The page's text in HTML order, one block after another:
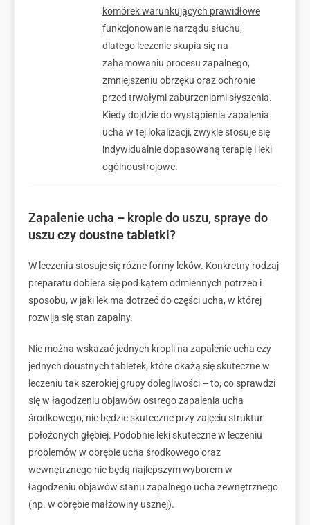
komórek warunkujących prawidłowe
funkcjonowanie narządu słuchu,
dlatego leczenie skupia się na
zahamowaniu procesu zapalnego,
zmniejszeniu obrzęku oraz ochronie
przed trwałymi zaburzeniami słyszenia.
Kiedy dojdzie do wystąpienia zapalenia
ucha w tej lokalizacji, zwykle stosuje się
indywidualnie dopasowaną terapię i leki
ogólnoustrojowe.
Zapalenie ucha – krople do uszu, spraye do
uszu czy doustne tabletki?
W leczeniu stosuje się różne formy leków. Konkretny rodzaj
preparatu dobiera się pod kątem odmiennych potrzeb i
sposobu, w jaki lek ma dotrzeć do części ucha, w której
rozwija się stan zapalny.
Nie można wskazać jednych kropli na zapalenie ucha czy
jednych doustnych tabletek, które okażą się skuteczne w
leczeniu tak szerokiej grupy dolegliwości – to, co sprawdzi
się w łagodzeniu objawów ostrego zapalenia ucha
środkowego, nie będzie skuteczne przy zajęciu struktur
położonych głębiej. Podobnie leki skuteczne w leczeniu
problemów w obrębie ucha środkowego oraz
wewnętrznego nie będą najlepszym wyborem w
łagodzeniu objawów stanu zapalnego ucha zewnętrznego
(np. w obrębie małżowiny usznej).